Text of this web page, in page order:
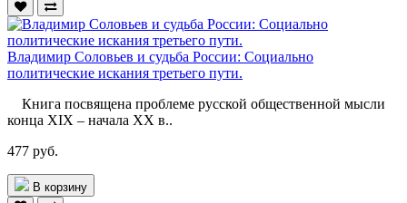
Владимир Соловьев и судьба России: Социально
политические искания третьего пути.
Книга посвящена проблеме русской общественной мысли
конца XIX – начала ХХ в..
477 руб.
В корзину